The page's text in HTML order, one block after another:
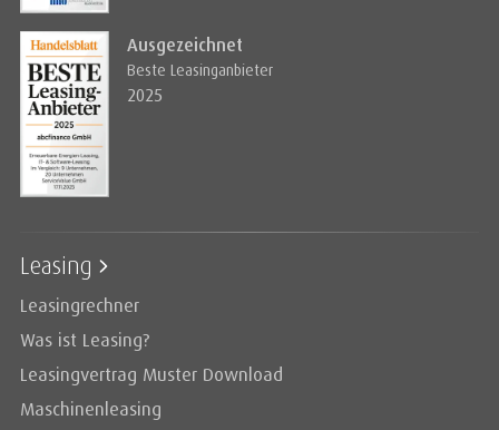
Ausgezeichnet
Beste Leasinganbieter
2025
Leasing
Leasingrechner
Was ist Leasing?
Leasingvertrag Muster Download
Maschinenleasing